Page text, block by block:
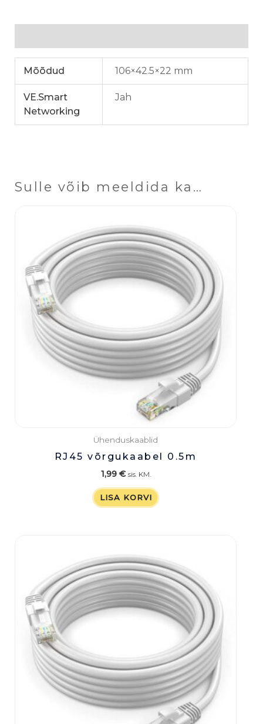
Mõõdud 106×42.5×22 mm
VE.Smart
Networking
Jah
Sulle võib meeldida ka…
Ühenduskaablid
RJ45 võrgukaabel 0.5m
1,99 € sis. KM.
LISA KORVI